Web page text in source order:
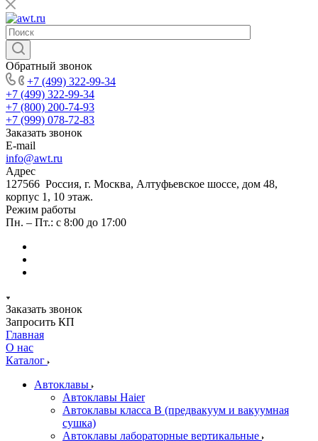
Обратный звонок
+7 (499) 322-99-34
+7 (499) 322-99-34
+7 (800) 200-74-93
+7 (999) 078-72-83
Заказать звонок
E-mail
info@awt.ru
Адрес
127566 Россия, г. Москва, Алтуфьевское шоссе, дом 48,
корпус 1, 10 этаж.
Режим работы
Пн. – Пт.: с 8:00 до 17:00
Заказать звонок
Запросить КП
Главная
О нас
Каталог
Автоклавы
Автоклавы Haier
Автоклавы класса B (предвакуум и вакуумная
сушка)
Автоклавы лабораторные вертикальные